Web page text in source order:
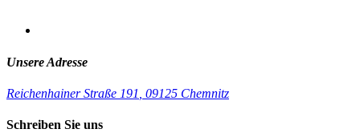
Unsere Adresse
Reichenhainer Straße 191 09125 Chemnitz
Schreiben Sie uns